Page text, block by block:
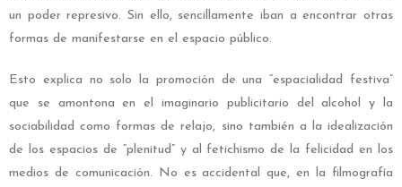
un poder represivo. Sin ello, sencillamente iban a encontrar otras
formas de manifestarse en el espacio público.
Esto explica no solo la promoción de una “espacialidad festiva”
que se amontona en el imaginario publicitario del alcohol y la
sociabilidad como formas de relajo, sino también a la idealización
de los espacios de “plenitud” y al fetichismo de la felicidad en los
medios de comunicación. No es accidental que, en la filmografía